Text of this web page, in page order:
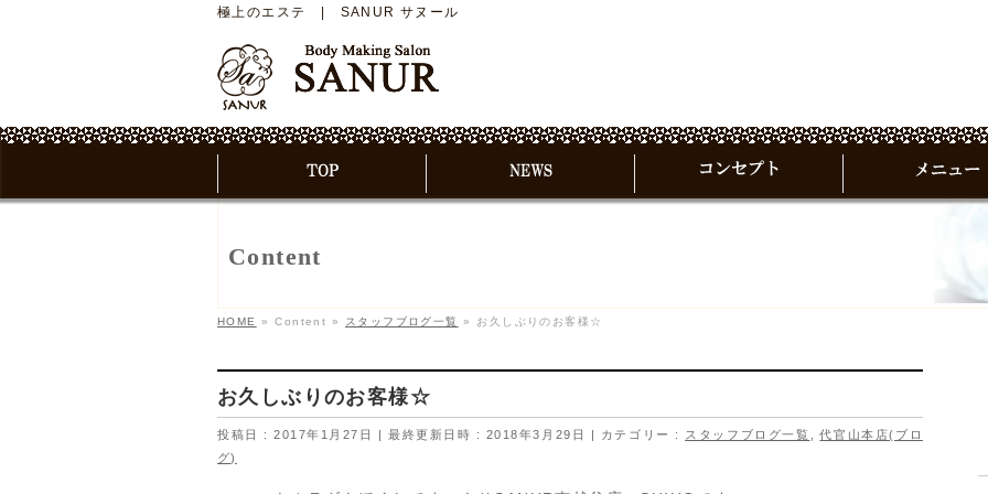
極上のエステ | SANUR サヌール
Content
HOME » Content » スタッフブログ一覧 » お久しぶりのお客様☆
お久しぶりのお客様☆
投稿日 : 2017年1月27日 最終更新日時 : 2018年3月29日 カテゴリー : スタッフブログ一覧 ,代官山本店(ブロ
グ)